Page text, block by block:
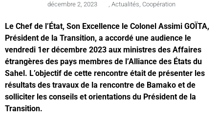
décembre 2, 2023 , Actualités, Coopération
Le Chef de l’État, Son Excellence le Colonel Assimi GOÏTA,
Président de la Transition, a accordé une audience le
vendredi 1er décembre 2023 aux ministres des Affaires
étrangères des pays membres de l’Alliance des États du
Sahel. L’objectif de cette rencontre était de présenter les
résultats des travaux de la rencontre de Bamako et de
solliciter les conseils et orientations du Président de la
Transition.